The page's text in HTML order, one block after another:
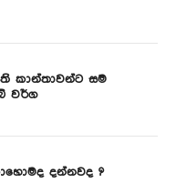
කාන්තාවන්ට සම
වර්ග
දන්නවද ?